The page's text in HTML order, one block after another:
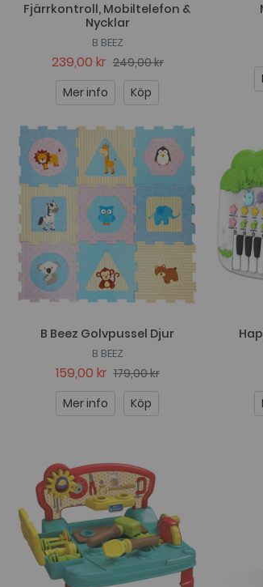
Fjärrkontroll, Mobiltelefon &
Nycklar
B BEEZ
239,00 kr 249,00 kr
Mer info
Köp
B Beez Golvpussel Djur
B BEEZ
159,00 kr 179,00 kr
Mer info
Köp